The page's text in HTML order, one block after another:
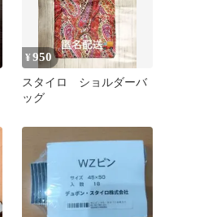
¥950
スタイロ ショルダーバ
ッグ